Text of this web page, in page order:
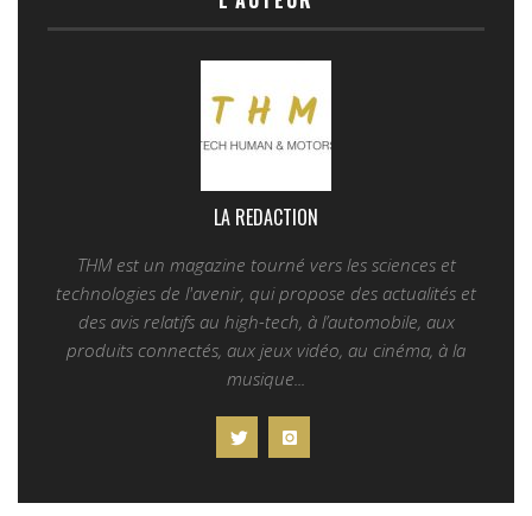
LA REDACTION
THM est un magazine tourné vers les sciences et
technologies de l'avenir, qui propose des actualités et
des avis relatifs au high-tech, à l’automobile, aux
produits connectés, aux jeux vidéo, au cinéma, à la
musique...